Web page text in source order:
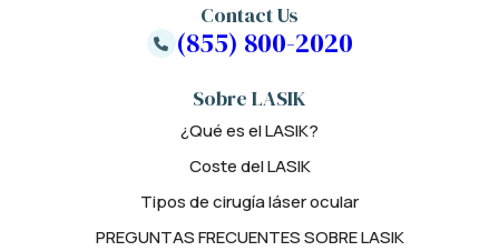
Sobre LASIK
¿Qué es el LASIK?
Coste del LASIK
Tipos de cirugía láser ocular
PREGUNTAS FRECUENTES SOBRE LASIK
Contact Us
(855) 800-2020